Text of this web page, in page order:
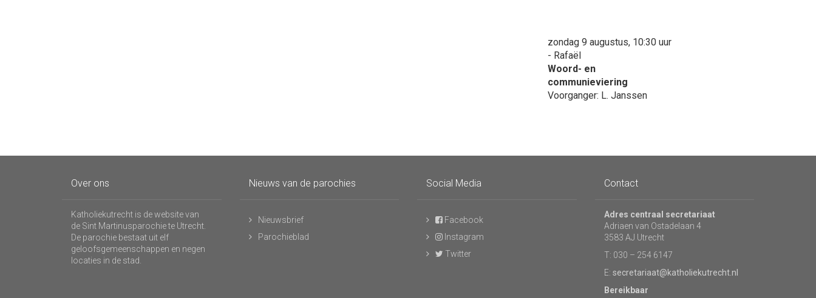
zondag 9 augustus, 10:30 uur
- Rafaël
Woord- en
communieviering
Voorganger: L. Janssen
Over ons
Katholiekutrecht is de website van
de Sint Martinusparochie te Utrecht.
De parochie bestaat uit elf
geloofsgemeenschappen en negen
locaties in de stad.
Nieuws van de parochies
Nieuwsbrief
Parochieblad
Social Media
Facebook
Instagram
Twitter
Contact
Adres centraal secretariaat
Adriaen van Ostadelaan 4
3583 AJ Utrecht
T: 030 – 254 6147
E: secretariaat@katholiekutrecht.nl
Bereikbaar